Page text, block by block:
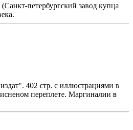
петербургский завод купца
402 стр. с иллюстрациями в
переплете. Маргиналии в